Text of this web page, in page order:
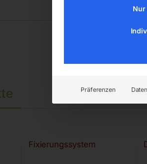
Fixierungssystem
Nur
Präferenzen